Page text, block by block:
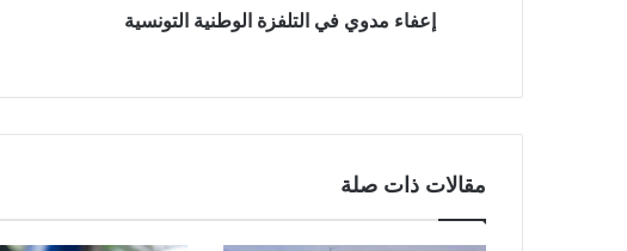
إعفاء مدوي في التلفزة الوطنية التونسية
مقالات ذات صلة